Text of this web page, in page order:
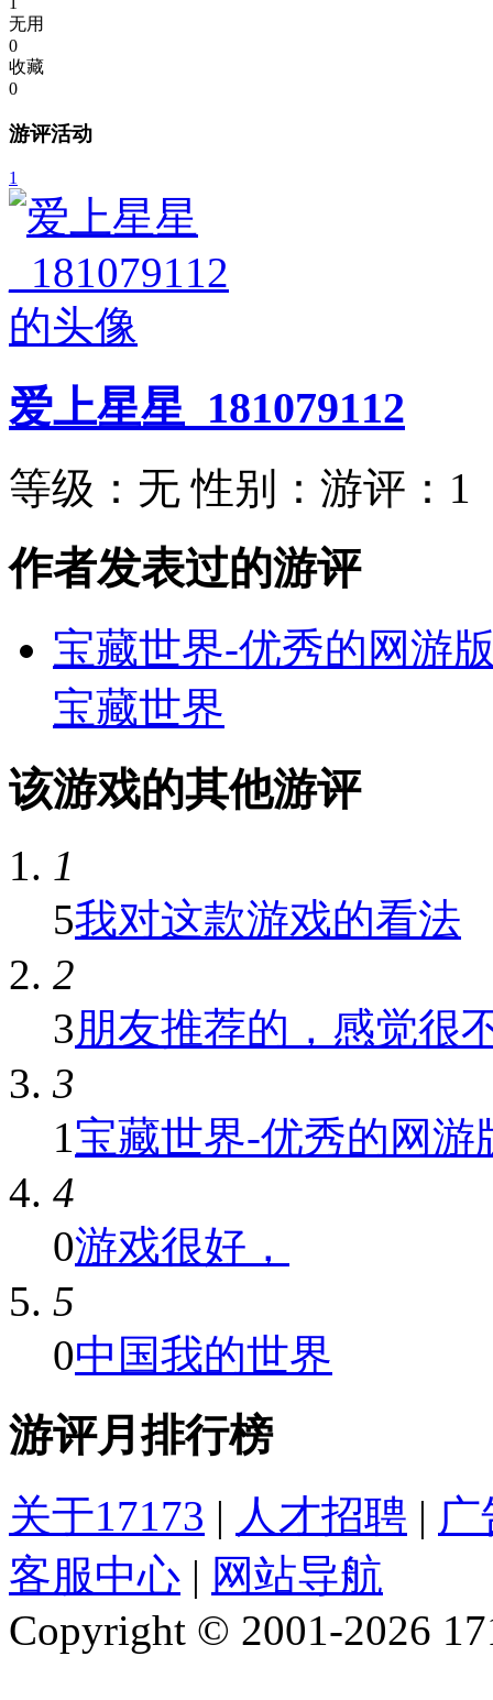
无用
0
收藏
0
游评活动
1
爱上星星_181079112
等级： 无 性别： 游评： 1
作者发表过的游评
宝藏世界-优秀的网游
宝藏世界
该游戏的其他游评
1
5我对这款游戏的看法
2
3朋友推荐的，感觉很
3
1 宝藏世界-优秀的网游
4
0游戏很好，
5
0中国我的世界
游评月排行榜
关于17173 | 人才招聘 |
客服中心 | 网站导航
Copyright © 2001-2026